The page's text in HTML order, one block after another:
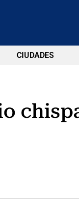
CIUDADES